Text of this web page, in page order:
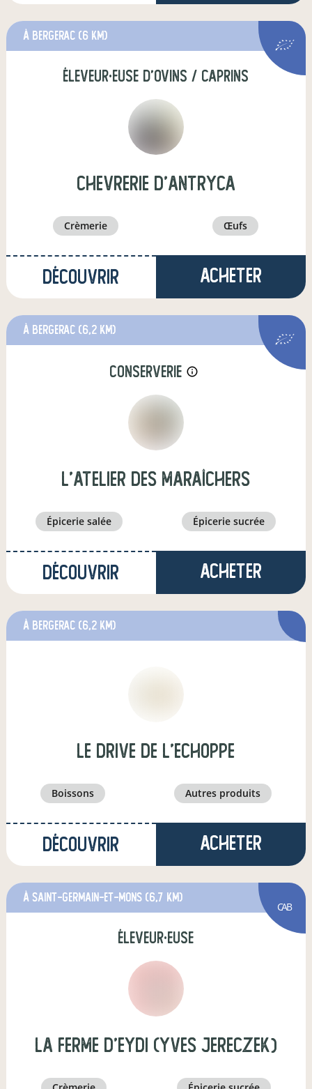
à bergerac (6 km)
éleveur·euse d'ovins / caprins
Chevrerie d'Antryca
crèmerie œufs
Découvrir Acheter
à bergerac (6,2 km)
conserverie info_outline
L'atelier des maraîchers
épicerie salée épicerie sucrée
Découvrir Acheter
à Bergerac (6,2 km)
Le Drive de l'Echoppe
boissons autres produits
Découvrir Acheter
à Saint-Germain-et-Mons (6,7 km)
CAB
éleveur·euse
La Ferme d'Eydi (Yves JERECZEK)